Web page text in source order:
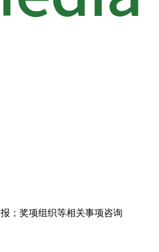
；奖项组织等相关事项咨询